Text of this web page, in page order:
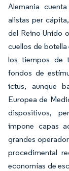
Alemania
alistas per
del Reino Unido
cuellos de
los tiempos de
fondos de
ictus, aunque
Europea de
dispositivos,
impone capas
grandes
procedimental
economías de